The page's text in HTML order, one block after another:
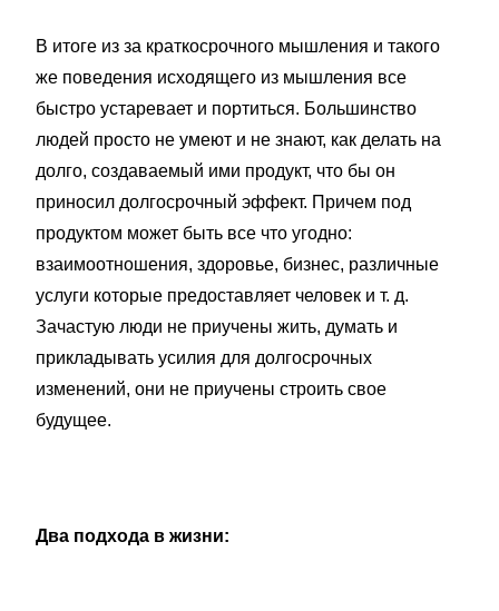
В итоге из за краткосрочного мышления и такого
же поведения исходящего из мышления все
быстро устаревает и портиться. Большинство
людей просто не умеют и не знают, как делать на
долго, создаваемый ими продукт, что бы он
приносил долгосрочный эффект. Причем под
продуктом может быть все что угодно:
взаимоотношения, здоровье, бизнес, различные
услуги которые предоставляет человек и т. д.
Зачастую люди не приучены жить, думать и
прикладывать усилия для долгосрочных
изменений, они не приучены строить свое
будущее.
Два подхода в жизни: